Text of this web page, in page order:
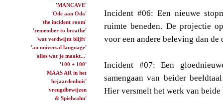
'MANCAVE'
'Ode aan Oda'
'the incident room'
'remember to breathe'
'wat verdwijnt blijft'
'an universal language'
'alles wat je maakt...'
'100 + 100'
'MAAS AR in het
bejaardenhuis'
'vreugdbewijzen
& Spielwahn'
Incident #06: Een nieuwe
ruimte beneden. De projectie
voor een andere beleving dan de
Incident #07: Een
samengaan van beider
Hier versmelt het werk van